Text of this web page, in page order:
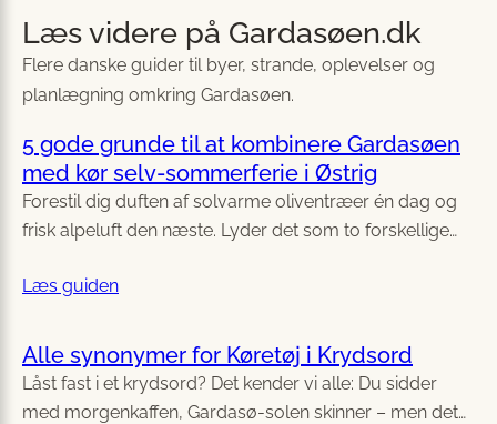
Læs videre på Gardasøen.dk
Flere danske guider til byer, strande, oplevelser og
planlægning omkring Gardasøen.
5 gode grunde til at kombinere Gardasøen
med kør selv-sommerferie i Østrig
Forestil dig duften af solvarme oliventræer én dag og
frisk alpeluft den næste. Lyder det som to forskellige…
Læs guiden
Alle synonymer for Køretøj i Krydsord
Låst fast i et krydsord? Det kender vi alle: Du sidder
med morgenkaffen, Gardasø-solen skinner – men det…